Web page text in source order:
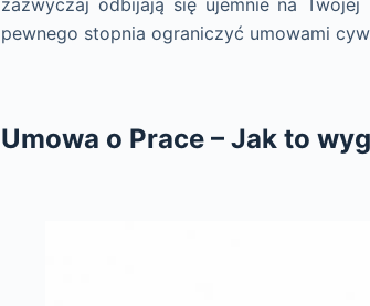
pewnego stopnia ograniczyć umowami
Umowa o Prace – Jak to